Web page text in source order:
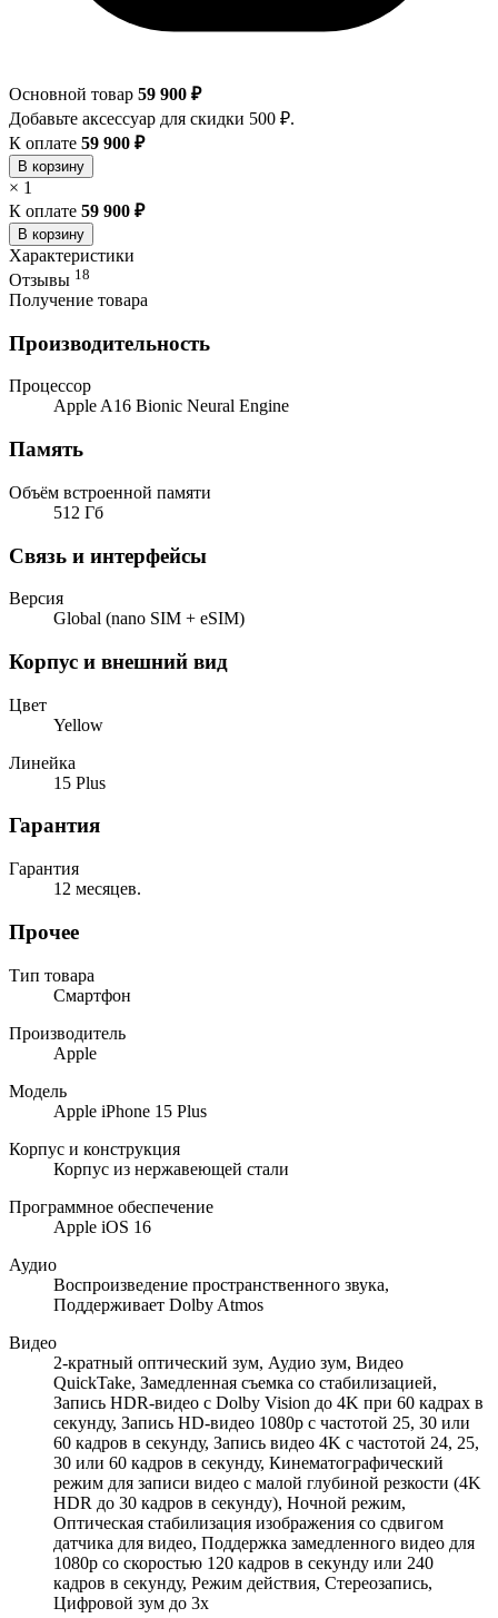
Основной товар 59 900 ₽
Добавьте аксессуар для скидки 500 ₽.
К оплате 59 900 ₽
В корзину
× 1
К оплате 59 900 ₽
В корзину
Характеристики
Отзывы 18
Получение товара
Производительность
Процессор
Apple A16 Bionic Neural Engine
Память
Объём встроенной памяти
512 Гб
Связь и интерфейсы
Версия
Global (nano SIM + eSIM)
Корпус и внешний вид
Цвет
Yellow
Линейка
15 Plus
Гарантия
Гарантия
12 месяцев.
Прочее
Тип товара
Смартфон
Производитель
Apple
Модель
Apple iPhone 15 Plus
Корпус и конструкция
Корпус из нержавеющей стали
Программное обеспечение
Apple iOS 16
Аудио
Воспроизведение пространственного звука,
Поддерживает Dolby Atmos
Видео
2-кратный оптический зум, Аудио зум, Видео
QuickTake, Замедленная съемка со стабилизацией,
Запись HDR-видео с Dolby Vision до 4K при 60 кадрах в
секунду, Запись HD-видео 1080p с частотой 25, 30 или
60 кадров в секунду, Запись видео 4K с частотой 24, 25,
30 или 60 кадров в секунду, Кинематографический
режим для записи видео с малой глубиной резкости (4K
HDR до 30 кадров в секунду), Ночной режим,
Оптическая стабилизация изображения со сдвигом
датчика для видео, Поддержка замедленного видео для
1080p со скоростью 120 кадров в секунду или 240
кадров в секунду, Режим действия, Стереозапись,
Цифровой зум до 3x